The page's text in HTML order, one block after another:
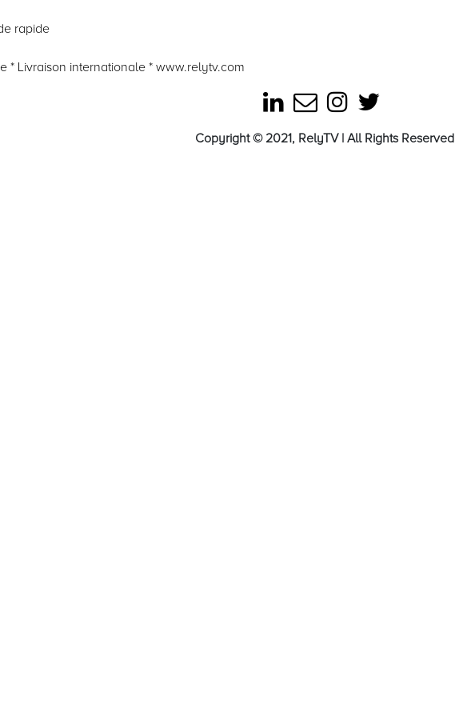
rapide
* Livraison internationale * www.relytv.com
Copyright © 2021, RelyTV | All Rights Reserved